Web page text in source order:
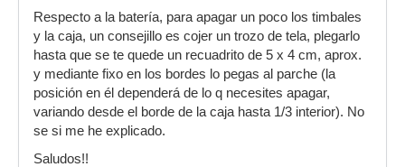
Respecto a la batería, para apagar un poco los timbales
y la caja, un consejillo es cojer un trozo de tela, plegarlo
hasta que se te quede un recuadrito de 5 x 4 cm, aprox.
y mediante fixo en los bordes lo pegas al parche (la
posición en él dependerá de lo q necesites apagar,
variando desde el borde de la caja hasta 1/3 interior). No
se si me he explicado.
Saludos!!